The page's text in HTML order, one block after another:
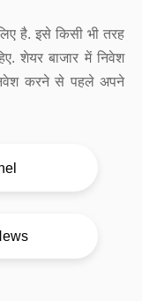
है. इसे किसी भी तरह
शेयर बाजार में निवेश
करने से पहले अपने